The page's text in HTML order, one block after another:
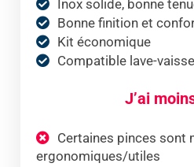
Inox solide, bonne
Bonne finition et
Kit économique
Compatible lave-
J’ai
Certaines pinces sont
ergonomiques/utiles